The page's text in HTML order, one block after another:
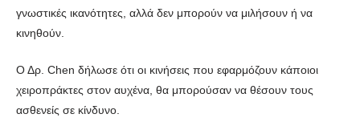
γνωστικές ικανότητες, αλλά δεν μπορούν να μιλήσουν ή να
κινηθούν.
Ο Δρ. Chen δήλωσε ότι οι κινήσεις που εφαρμόζουν κάποιοι
χειροπράκτες στον αυχένα, θα μπορούσαν να θέσουν τους
ασθενείς σε κίνδυνο.